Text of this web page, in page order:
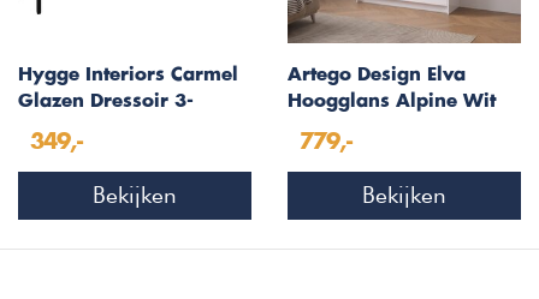
Hygge Interiors Carmel
Glazen Dressoir 3-
Zwart
349,-
Bekijken
Artego Design Elva
Hoogglans Alpine Wit
779,-
Bekijken